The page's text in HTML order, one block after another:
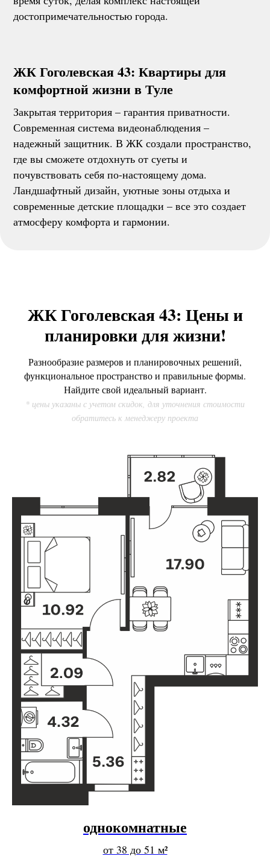
достопримечательностью города.
ЖК Гоголевская 43: Квартиры для
комфортной жизни в Туле
Закрытая территория – гарантия приватности.
Современная система видеонаблюдения –
надежный защитник. В ЖК создали пространство,
где вы сможете отдохнуть от суеты и
почувствовать себя по-настоящему дома.
Ландшафтный дизайн, уютные зоны отдыха и
современные детские площадки – все это создает
атмосферу комфорта и гармонии.
ЖК Гоголевская 43: Цены и
планировки для жизни!
Разнообразие размеров и планировочных решений,
функциональное пространство и правильные формы.
Найдите свой идеальный вариант.
* цены указаны с учетом скидок, для уточнения стоимости
обратитесь к менеджеру проекта
однокомнатные
от 38 до 51 м²